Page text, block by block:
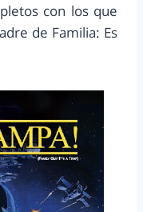
con los que
de Familia: Es